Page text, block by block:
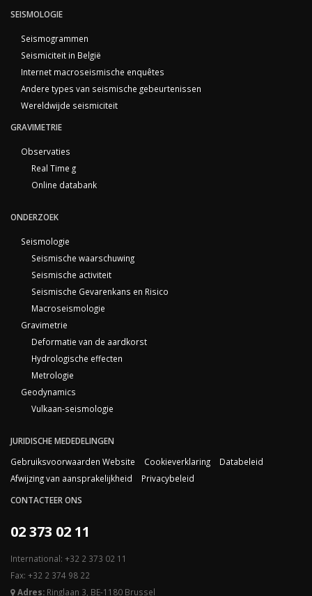
SEISMOLOGIE
Seismogrammen
Seismiciteit in België
Internet macroseismische enquêtes
Andere types van seismische gebeurtenissen
Wereldwijde seismiciteit
GRAVIMETRIE
Observaties
Real Time g
Online databank
ONDERZOEK
Seismologie
Seismische waarschuwing
Seismische activiteit
Seismische Gevarenkans en Risico
Macroseismologie
Gravimetrie
Deformatie van de aardkorst
Hydrologische effecten
Metrologie
Geodynamics
Vulkaan-seismologie
JURIDISCHE MEDEDELINGEN
Gebruiksvoorwaarden Website
Cookieverklaring
Databeleid
Afwijzing van aansprakelijkheid
Privacybeleid
CONTACTEER ONS
02 373 02 11
International: +32 2 373 02 11
Fax: +32 2 374 98 22
Adres: Ringlaan 3, BE-1180 Brussel